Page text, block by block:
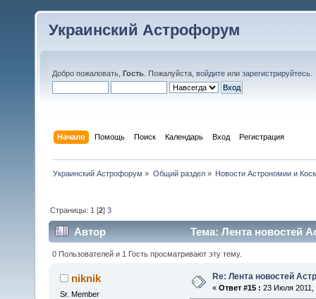
Украинский Астрофорум
Добро пожаловать, Гость . Пожалуйста, войдите или зарегистрируйтесь
Начало Помощь Поиск Календарь Вход Регистрация
Украинский Астрофорум » Общий раздел» Новости Астрономии и
Страницы: 1 [2]3
Автор Тема: Лента новостей
0 Пользователей и 1 Гость просматривают эту тему.
niknik
Sr. Member
Re: Лента новостей
« Ответ #15 : 23 Июля 2011,